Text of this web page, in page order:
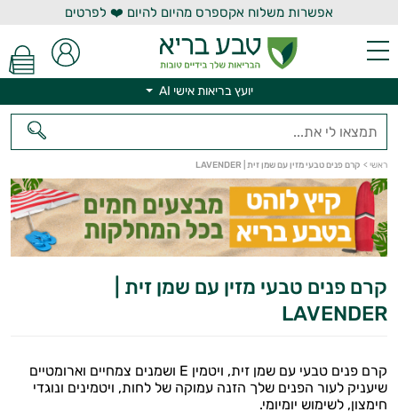
אפשרות משלוח אקספרס מהיום להיום ❤️ לפרטים
יועץ בריאות אישי AI
ראשי > קרם פנים טבעי מזין עם שמן זית | LAVENDER
קרם פנים טבעי מזין עם שמן זית |
LAVENDER
קרם פנים טבעי עם שמן זית, ויטמין E ושמנים צמחיים וארומטיים
שיעניק לעור הפנים שלך הזנה עמוקה של לחות, ויטמינים ונוגדי
חימצון, לשימוש יומיומי.
יועץ בריאות אישי AI